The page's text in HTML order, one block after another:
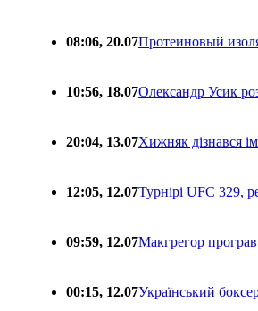
08:06, 20.07Протеиновый
10:56, 18.07Олександр Усик
20:04, 13.07Хижняк дізнався
12:05, 12.07Турнірі UFC 329,
09:59, 12.07Макгрегор
00:15, 12.07Український